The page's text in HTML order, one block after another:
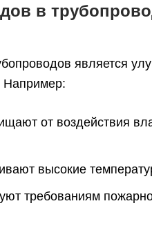
в
является
Например:
от воздействия
высокие
требованиям